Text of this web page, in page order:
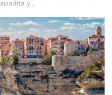
y...